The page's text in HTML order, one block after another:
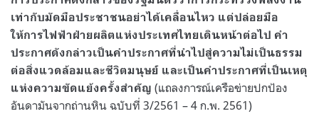
เท่ากับมัดมือประชาชนอย่าได้เคลื่อนไหว แต่ปล่อยมือ
ให้การไฟฟ้าฝ่ายผลิตแห่งประเทศไทยเดินหน้าต่อไป คำ
ประกาศดังกล่าวเป็นคำประกาศที่นำไปสู่ความไม่เป็นธรรม
ต่อสิ่งแวดล้อมและชีวิตมนุษย์ และเป็นคำประกาศที่เป็นเหตุ
แห่งความขัดแย้งครั้งสำคัญ (แถลงการณ์เครือข่ายปกป้อง
อันดามันจากถ่านหิน ฉบับที่ 3/2561 – 4 ก.พ. 2561)